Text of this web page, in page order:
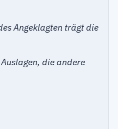
Angeklagten trägt die
die andere